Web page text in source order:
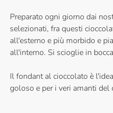
Preparato ogni giorno dai
selezionati, fra questi
all'esterno e più morbido e
all'interno. Si scioglie in
Il fondant al cioccolato è
goloso e per i veri amanti del